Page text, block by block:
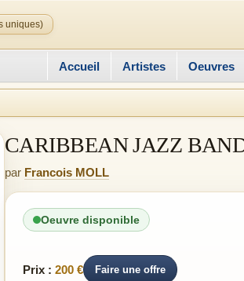
uniques)
Accueil Artistes Oeuvres
CARIBBEAN JAZZ
par Francois MOLL
Oeuvre disponible
Prix : 200 € Faire une offre